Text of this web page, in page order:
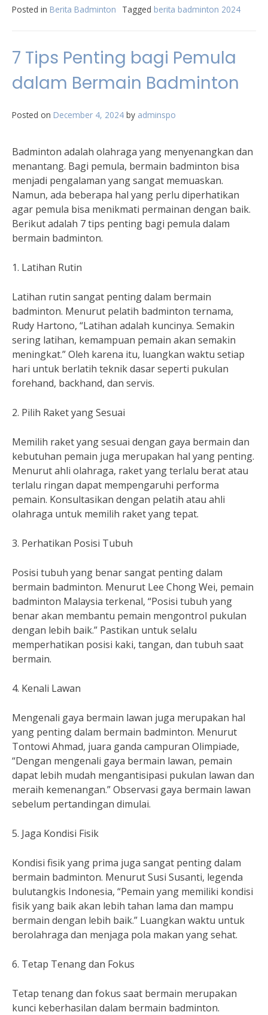
Posted in Berita Badminton Tagged berita badminton 2024
7 Tips Penting bagi Pemula
dalam Bermain Badminton
Posted on December 4, 2024 by adminspo
Badminton adalah olahraga yang menyenangkan dan
menantang. Bagi pemula, bermain badminton bisa
menjadi pengalaman yang sangat memuaskan.
Namun, ada beberapa hal yang perlu diperhatikan
agar pemula bisa menikmati permainan dengan baik.
Berikut adalah 7 tips penting bagi pemula dalam
bermain badminton.
1. Latihan Rutin
Latihan rutin sangat penting dalam bermain
badminton. Menurut pelatih badminton ternama,
Rudy Hartono, “Latihan adalah kuncinya. Semakin
sering latihan, kemampuan pemain akan semakin
meningkat.” Oleh karena itu, luangkan waktu setiap
hari untuk berlatih teknik dasar seperti pukulan
forehand, backhand, dan servis.
2. Pilih Raket yang Sesuai
Memilih raket yang sesuai dengan gaya bermain dan
kebutuhan pemain juga merupakan hal yang penting.
Menurut ahli olahraga, raket yang terlalu berat atau
terlalu ringan dapat mempengaruhi performa
pemain. Konsultasikan dengan pelatih atau ahli
olahraga untuk memilih raket yang tepat.
3. Perhatikan Posisi Tubuh
Posisi tubuh yang benar sangat penting dalam
bermain badminton. Menurut Lee Chong Wei, pemain
badminton Malaysia terkenal, “Posisi tubuh yang
benar akan membantu pemain mengontrol pukulan
dengan lebih baik.” Pastikan untuk selalu
memperhatikan posisi kaki, tangan, dan tubuh saat
bermain.
4. Kenali Lawan
Mengenali gaya bermain lawan juga merupakan hal
yang penting dalam bermain badminton. Menurut
Tontowi Ahmad, juara ganda campuran Olimpiade,
“Dengan mengenali gaya bermain lawan, pemain
dapat lebih mudah mengantisipasi pukulan lawan dan
meraih kemenangan.” Observasi gaya bermain lawan
sebelum pertandingan dimulai.
5. Jaga Kondisi Fisik
Kondisi fisik yang prima juga sangat penting dalam
bermain badminton. Menurut Susi Susanti, legenda
bulutangkis Indonesia, “Pemain yang memiliki kondisi
fisik yang baik akan lebih tahan lama dan mampu
bermain dengan lebih baik.” Luangkan waktu untuk
berolahraga dan menjaga pola makan yang sehat.
6. Tetap Tenang dan Fokus
Tetap tenang dan fokus saat bermain merupakan
kunci keberhasilan dalam bermain badminton.